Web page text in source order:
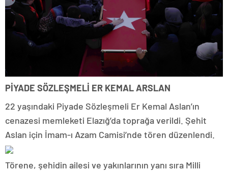
PİYADE SÖZLEŞMELİ ER KEMAL ARSLAN
22 yaşındaki Piyade Sözleşmeli Er Kemal Aslan’ın
cenazesi memleketi Elazığ’da toprağa verildi. Şehit
Aslan için İmam-ı Azam Camisi’nde tören düzenlendi.
Törene, şehidin ailesi ve yakınlarının yanı sıra Milli